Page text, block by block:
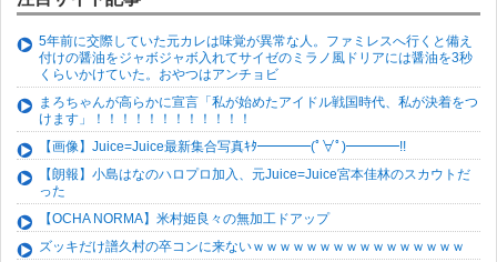
5年前に交際していた元カレは味覚が異常な人。ファミレスへ行くと備え
付けの醤油をジャボジャボ入れてサイゼのミラノ風ドリアには醤油を3秒
くらいかけていた。おやつはアンチョビ
まろちゃんが高らかに宣言「私が始めたアイドル戦国時代、私が決着をつ
けます」！！！！！！！！！！！！
【画像】Juice=Juice最新集合写真ｷﾀ━━━━(ﾟ∀ﾟ)━━━━!!
【朗報】小島はなのハロプロ加入、元Juice=Juice宮本佳林のスカウトだ
った
【OCHA NORMA】米村姫良々の無加工ドアップ
ズッキだけ譜久村の卒コンに来ないｗｗｗｗｗｗｗｗｗｗｗｗｗｗｗｗ